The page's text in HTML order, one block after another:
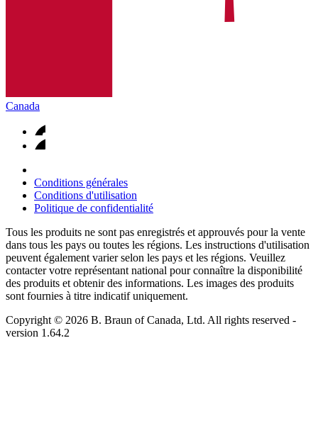
Canada
Conditions générales
Conditions d'utilisation
Politique de confidentialité
Tous les produits ne sont pas enregistrés et approuvés pour la vente
dans tous les pays ou toutes les régions. Les instructions d'utilisation
peuvent également varier selon les pays et les régions. Veuillez
contacter votre représentant national pour connaître la disponibilité
des produits et obtenir des informations. Les images des produits
sont fournies à titre indicatif uniquement.
Copyright © 2026 B. Braun of Canada, Ltd. All rights reserved -
version 1.64.2